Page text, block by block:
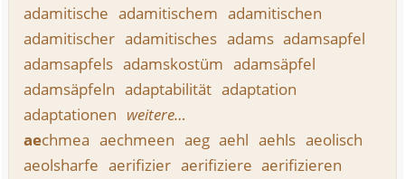
adamitische adamitischem adamitischen
adamitischer adamitisches adams adamsapfel
adamsapfels adamskostüm adamsäpfel
adamsäpfeln adaptabilität adaptation
adaptationen weitere…
aechmea aechmeen aeg aehl aehls aeolisch
aeolsharfe aerifizier aerifiziere aerifizieren